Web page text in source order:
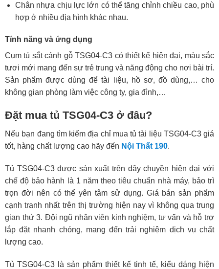
Chân nhựa chịu lực lớn có thể tăng chỉnh chiều cao, phù
hợp ở nhiều địa hình khác nhau.
Tính năng và ứng dụng
Cụm tủ sắt cánh gỗ TSG04-C3 có thiết kế hiện đại, màu sắc
tươi mới mang đến sự trẻ trung và năng động cho nơi bài trí.
Sản phẩm được dùng để tài liệu, hồ sơ, đồ dùng,… cho
không gian phòng làm việc công ty, gia đình,…
Đặt mua tủ TSG04-C3 ở đâu?
Nếu bạn đang tìm kiếm địa chỉ mua tủ tài liệu TSG04-C3 giá
tốt, hàng chất lượng cao hãy đến Nội Thất 190.
Tủ TSG04-C3 được sản xuất trên dây chuyền hiện đại với
chế độ bảo hành là 1 năm theo tiêu chuẩn nhà máy, bảo trì
trọn đời nên có thể yên tâm sử dụng. Giá bán sản phẩm
cạnh tranh nhất trên thị trường hiện nay vì không qua trung
gian thứ 3. Đội ngũ nhân viên kinh nghiệm, tư vấn và hỗ trợ
lắp đặt nhanh chóng, mang đến trải nghiệm dịch vụ chất
lượng cao.
Tủ TSG04-C3 là sản phẩm thiết kế tinh tế, kiểu dáng hiện